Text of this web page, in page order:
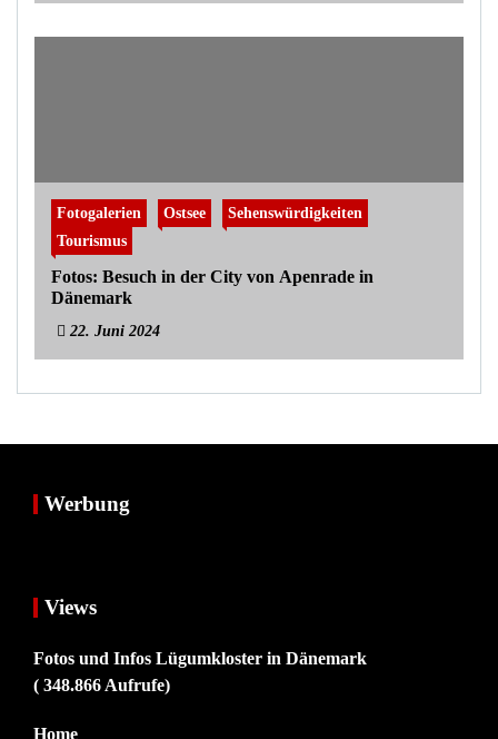
Fotogalerien Ostsee
Sehenswürdigkeiten
Tourismus
Fotos: Besuch in der City von Apenrade in
Dänemark
22. Juni 2024
Werbung
Views
Fotos und Infos Lügumkloster in Dänemark
( 348.866 Aufrufe)
Home